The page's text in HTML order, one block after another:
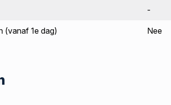
-
(vanaf 1e dag) Nee